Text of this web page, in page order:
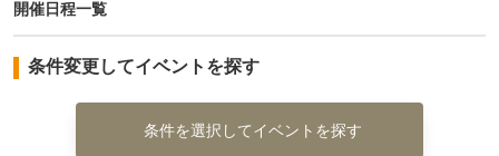
開催日程一覧
条件変更してイベントを探す
条件を選択してイベントを探す